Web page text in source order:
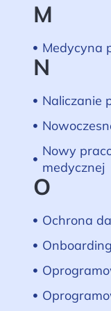
M
Medycyna
N
Naliczanie
Nowy
medycznej
O
Ochrona